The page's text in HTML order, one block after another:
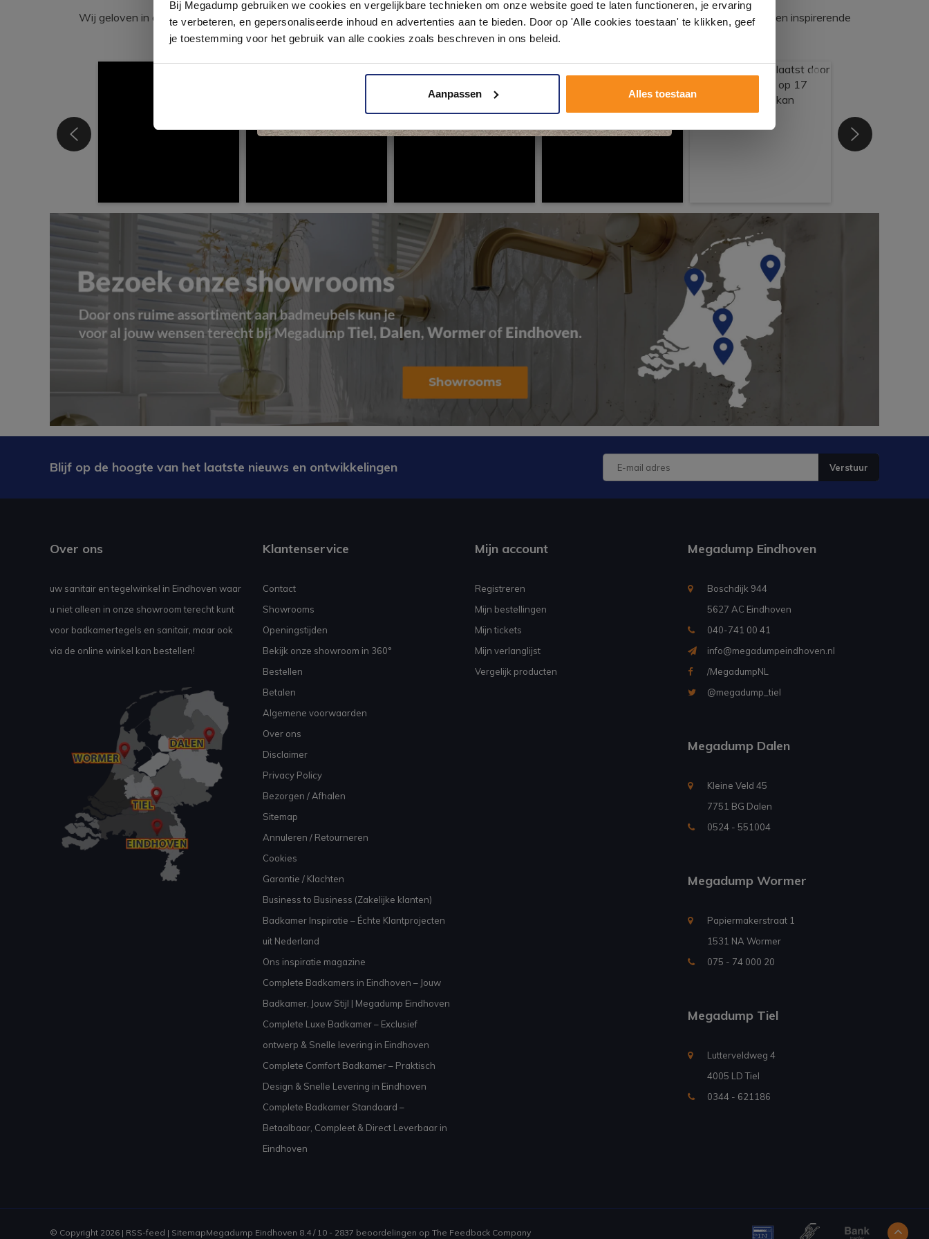
Bij Megadump gebruiken we cookies en vergelijkbare technieken om onze website goed te laten functioneren, je ervaring
te verbeteren, en gepersonaliseerde inhoud en advertenties aan te bieden. Door op 'Alle cookies toestaan' te klikken, geef
je toestemming voor het gebruik van alle cookies zoals beschreven in ons beleid.
Aanpassen Alles toestaan
Wij geloven in de kracht van delen. Deel jouw badkamer op Instagram met #mijndroombadkamer en tag @megadumpnl. Samen bouwen we een inspirerende
omgeving vol met unieke badkamerstijlen. Doe je mee?
Blijf op de hoogte van het laatste nieuws en ontwikkelingen Verstuur
Over ons
uw sanitair en tegelwinkel in Eindhoven waar
u niet alleen in onze showroom terecht kunt
voor badkamertegels en sanitair, maar ook
via de online winkel kan bestellen!
Klantenservice
Contact
Showrooms
Openingstijden
Bekijk onze showroom in 360°
Bestellen
Betalen
Algemene voorwaarden
Over ons
Disclaimer
Privacy Policy
Bezorgen / Afhalen
Sitemap
Annuleren / Retourneren
Cookies
Garantie / Klachten
Business to Business (Zakelijke klanten)
Badkamer Inspiratie – Échte Klantprojecten
uit Nederland
Ons inspiratie magazine
Complete Badkamers in Eindhoven – Jouw
Badkamer, Jouw Stijl | Megadump Eindhoven
Complete Luxe Badkamer – Exclusief
ontwerp & Snelle levering in Eindhoven
Complete Comfort Badkamer – Praktisch
Design & Snelle Levering in Eindhoven
Complete Badkamer Standaard –
Betaalbaar, Compleet & Direct Leverbaar in
Eindhoven
Mijn account
Registreren
Mijn bestellingen
Mijn tickets
Mijn verlanglijst
Vergelijk producten
Megadump Eindhoven
Boschdijk 944
5627 AC Eindhoven
040-741 00 41
info@megadumpeindhoven.nl
/MegadumpNL
@megadump_tiel
Megadump Dalen
Kleine Veld 45
7751 BG Dalen
0524 - 551004
Megadump Wormer
Papiermakerstraat 1
1531 NA Wormer
075 - 74 000 20
Megadump Tiel
Lutterveldweg 4
4005 LD Tiel
0344 - 621186
© Copyright 2026 | RSS-feed | SitemapMegadump Eindhoven 8.4/ 10 - 2837 beoordelingen op The Feedback Company
& sanitair direct uit voorraad. Gratis parkeren op eigen terrein.
Kom langs en ervaar zelf het verschil!